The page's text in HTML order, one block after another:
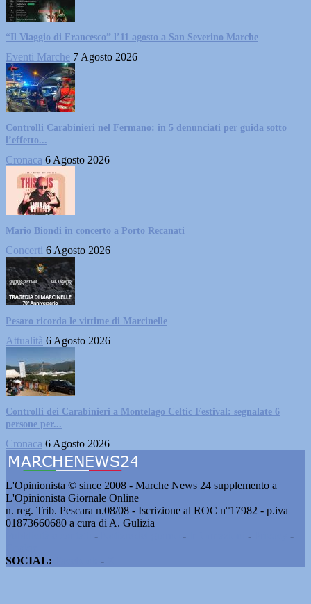
“Il Viaggio di Francesco” l’11 agosto a San Severino Marche
Eventi Marche 7 Agosto 2026
Controlli Carabinieri nel Fermano: in 5 denunciati per guida sotto
l’effetto...
Cronaca 6 Agosto 2026
Mario Biondi in concerto a Porto Recanati
Concerti 6 Agosto 2026
Pesaro ricorda le vittime di Marcinelle
Attualità 6 Agosto 2026
Controlli dei Carabinieri a Montelago Celtic Festival: segnalate 6
persone per...
Cronaca 6 Agosto 2026
L'Opinionista © since 2008 - Marche News 24 supplemento a
L'Opinionista Giornale Online
n. reg. Trib. Pescara n.08/08 - Iscrizione al ROC n°17982 - p.iva
01873660680 a cura di A. Gulizia
- - -
-
SOCIAL:
-